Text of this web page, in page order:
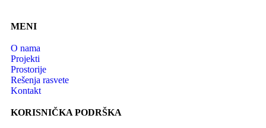
MENI
O nama
Projekti
Prostorije
Rešenja rasvete
Kontakt
KORISNIČKA PODRŠKA